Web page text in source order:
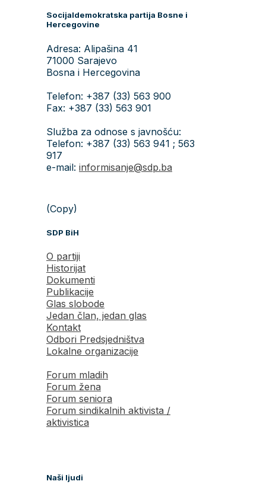
Socijaldemokratska partija Bosne i
Hercegovine
Adresa: Alipašina 41
71000 Sarajevo
Bosna i Hercegovina
Telefon: +387 (33) 563 900
Fax: +387 (33) 563 901
Služba za odnose s javnošću:
Telefon: +387 (33) 563 941 ; 563
917
e-mail: informisanje@sdp.ba
(Copy)
SDP BiH
O partiji
Historijat
Dokumenti
Publikacije
Glas slobode
Jedan član, jedan glas
Kontakt
Odbori Predsjedništva
Lokalne organizacije
Forum mladih
Forum žena
Forum seniora
Forum sindikalnih aktivista /
aktivistica
Naši ljudi